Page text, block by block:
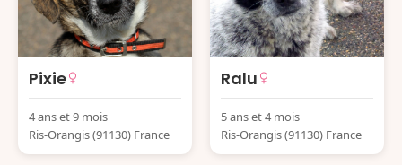
Pixie
4 ans et 9 mois
Ris-Orangis (91130) France
Ralu
5 ans et 4 mois
Ris-Orangis (91130) France